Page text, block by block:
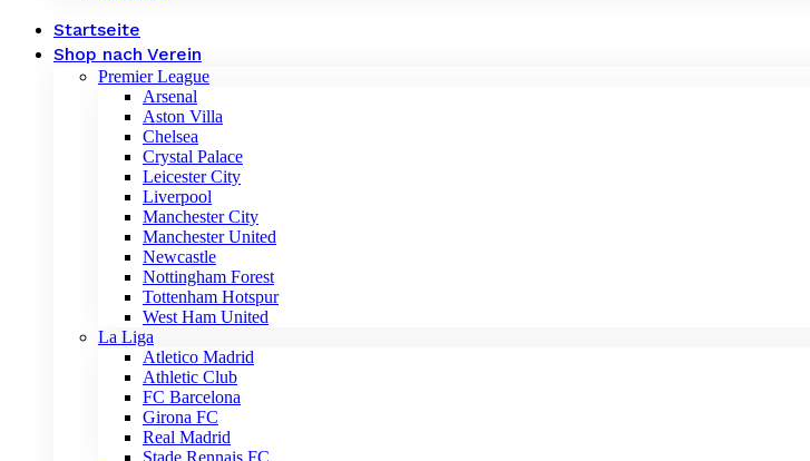
Startseite
Shop nach Verein
Premier League
Arsenal
Aston Villa
Chelsea
Crystal Palace
Leicester City
Liverpool
Manchester City
Manchester United
Newcastle
Nottingham Forest
Tottenham Hotspur
West Ham United
La Liga
Atletico Madrid
Athletic Club
FC Barcelona
Girona FC
Real Madrid
Stade Rennais FC